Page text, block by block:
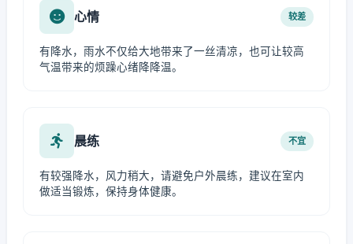
心情 较差
有降水，雨水不仅给大地带来了一丝清凉，也可让较高
气温带来的烦躁心绪降降温。
晨练 不宜
有较强降水，风力稍大，请避免户外晨练，建议在室内
做适当锻炼，保持身体健康。